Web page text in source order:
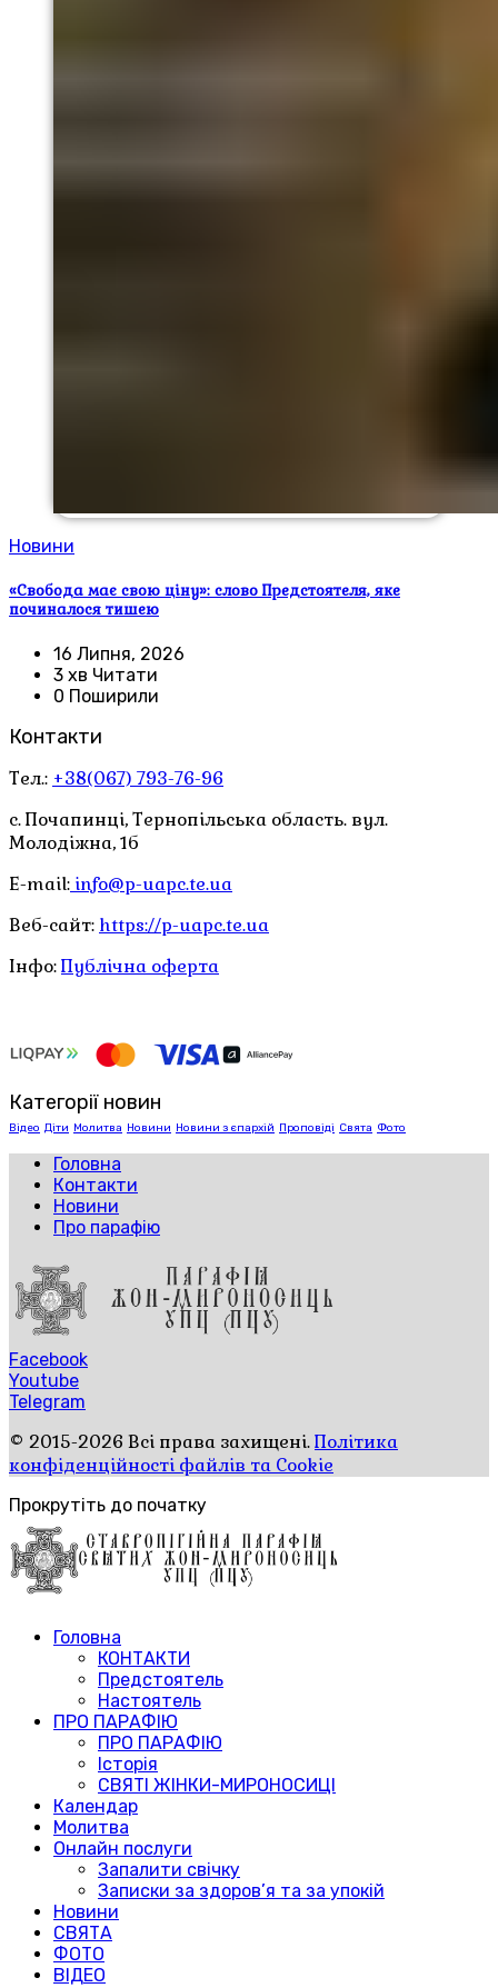
Новини
«Свобода має свою ціну»: слово Предстоятеля, яке
починалося тишею
16 Липня, 2026
3 хв Читати
0 Поширили
Контакти
Тел.: +38(067) 793-76-96
с. Почапинці, Тернопільська область. вул.
Молодіжна, 1б
E-mail: info@p-uapc.te.ua
Веб-сайт: https://p-uapc.te.ua
Інфо:Публічна оферта
Категорії новин
Відео Діти Молитва Новини Новини з єпархій Проповіді Свята Фото
Головна
Контакти
Новини
Про парафію
Facebook
Youtube
Telegram
© 2015-2026 Всі права захищені.Політика
конфіденційності файлів та Cookie
Прокрутіть до початку
Головна
КОНТАКТИ
Предстоятель
Настоятель
ПРО ПАРАФІЮ
ПРО ПАРАФІЮ
Історія
СВЯТІ ЖІНКИ-МИРОНОСИЦІ
Календар
Молитва
Онлайн послуги
Запалити свічку
Записки за здоров’я та за упокій
Новини
СВЯТА
ФОТО
ВІДЕО